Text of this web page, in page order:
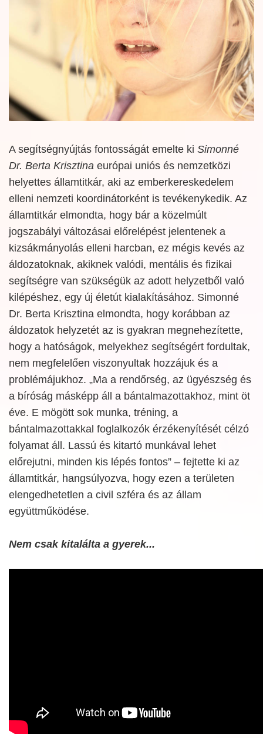
A segítségnyújtás fontosságát emelte ki Simonné
Dr. Berta Krisztina európai uniós és nemzetközi
helyettes államtitkár, aki az emberkereskedelem
elleni nemzeti koordinátorként is tevékenykedik. Az
államtitkár elmondta, hogy bár a közelmúlt
jogszabályi változásai előrelépést jelentenek a
kizsákmányolás elleni harcban, ez mégis kevés az
áldozatoknak, akiknek valódi, mentális és fizikai
segítségre van szükségük az adott helyzetből való
kilépéshez, egy új életút kialakításához. Simonné
Dr. Berta Krisztina elmondta, hogy korábban az
áldozatok helyzetét az is gyakran megnehezítette,
hogy a hatóságok, melyekhez segítségért fordultak,
nem megfelelően viszonyultak hozzájuk és a
problémájukhoz. „Ma a rendőrség, az ügyészség és
a bíróság másképp áll a bántalmazottakhoz, mint öt
éve. E mögött sok munka, tréning, a
bántalmazottakkal foglalkozók érzékenyítését célzó
folyamat áll. Lassú és kitartó munkával lehet
előrejutni, minden kis lépés fontos” – fejtette ki az
államtitkár, hangsúlyozva, hogy ezen a területen
elengedhetetlen a civil szféra és az állam
együttműködése.
Nem csak kitalálta a gyerek...